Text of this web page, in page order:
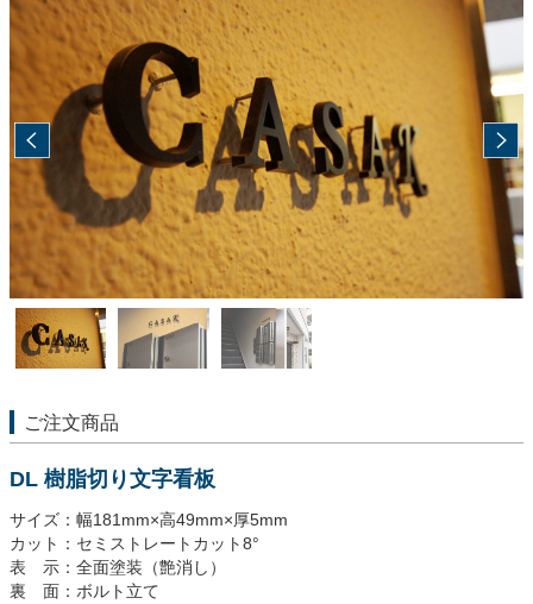
ご注文商品
DL 樹脂切り文字看板
サイズ：幅181mm×高49mm×厚5mm
カット：セミストレートカット8°
表 示：全面塗装（艶消し）
裏 面：ボルト立て